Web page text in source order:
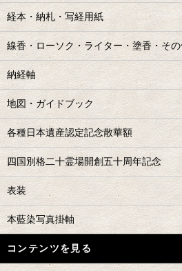
経本・納札・写経用紙
線香・ローソク・ライター・塗香・そ
納経軸
地図・ガイドブック
各種日本遺産認定記念散華額
四国別格二十霊場開創五十周年記念
表装
本藍染写真掛軸
コンテンツを見る